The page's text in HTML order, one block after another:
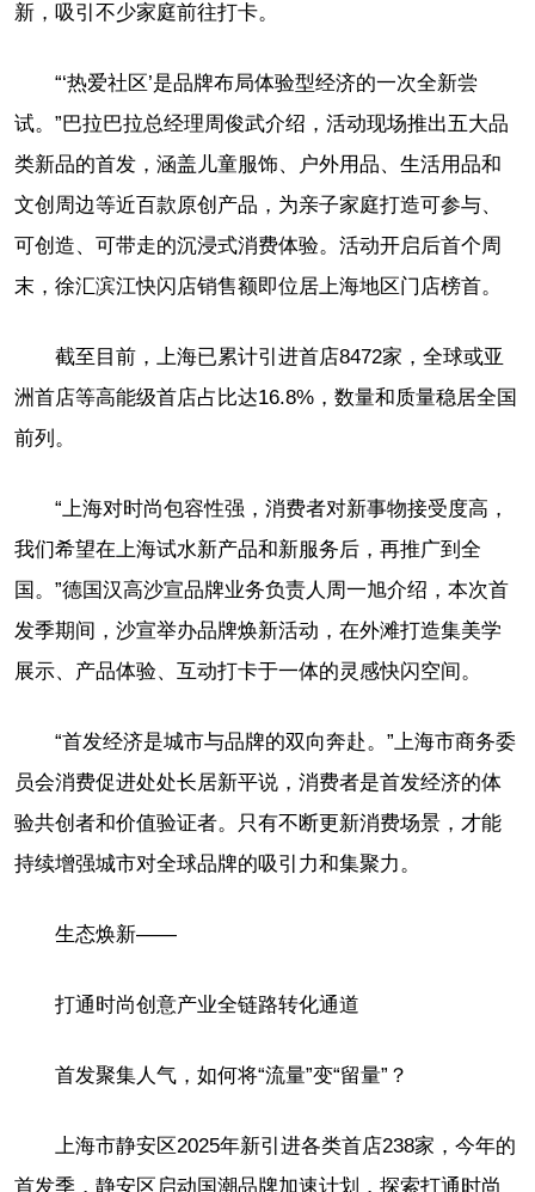
新，吸引不少家庭前往打卡。
“‘热爱社区’是品牌布局体验型经济的一次全新尝
试。”巴拉巴拉总经理周俊武介绍，活动现场推出五大品
类新品的首发，涵盖儿童服饰、户外用品、生活用品和
文创周边等近百款原创产品，为亲子家庭打造可参与、
可创造、可带走的沉浸式消费体验。活动开启后首个周
末，徐汇滨江快闪店销售额即位居上海地区门店榜首。
截至目前，上海已累计引进首店8472家，全球或亚
洲首店等高能级首店占比达16.8%，数量和质量稳居全国
前列。
“上海对时尚包容性强，消费者对新事物接受度高，
我们希望在上海试水新产品和新服务后，再推广到全
国。”德国汉高沙宣品牌业务负责人周一旭介绍，本次首
发季期间，沙宣举办品牌焕新活动，在外滩打造集美学
展示、产品体验、互动打卡于一体的灵感快闪空间。
“首发经济是城市与品牌的双向奔赴。”上海市商务委
员会消费促进处处长居新平说，消费者是首发经济的体
验共创者和价值验证者。只有不断更新消费场景，才能
持续增强城市对全球品牌的吸引力和集聚力。
生态焕新——
打通时尚创意产业全链路转化通道
首发聚集人气，如何将“流量”变“留量”？
上海市静安区2025年新引进各类首店238家，今年的
首发季，静安区启动国潮品牌加速计划，探索打通时尚